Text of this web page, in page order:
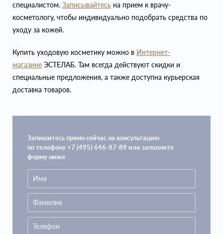
специалистом. Записывайтесь на прием к врачу-
косметологу, чтобы индивидуально подобрать средства по
уходу за кожей.
Купить уходовую косметику можно в Интернет-
магазине ЭСТЕЛАБ. Там всегда действуют скидки и
специальные предложения, а также доступна курьерская
доставка товаров.
Запишитесь прямо сейчас на консультацию
по телефону +7 (495) 646-87-89 или заполните
форму ниже